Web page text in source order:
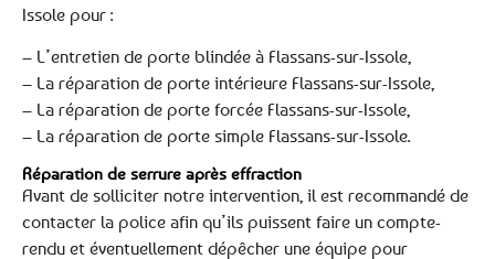
Issole pour :
– L’entretien de porte blindée à Flassans-sur-Issole,
– La réparation de porte intérieure Flassans-sur-Issole,
– La réparation de porte forcée Flassans-sur-Issole,
– La réparation de porte simple Flassans-sur-Issole.
Réparation de serrure après effraction
Avant de solliciter notre intervention, il est recommandé de
contacter la police afin qu’ils puissent faire un compte-
rendu et éventuellement dépêcher une équipe pour